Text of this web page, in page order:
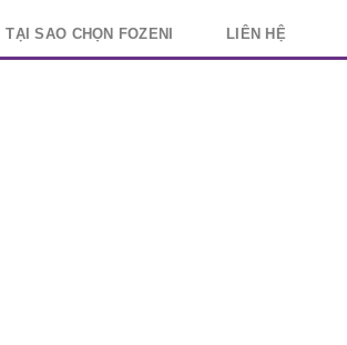
TẠI SAO CHỌN FOZENI LIÊN HỆ